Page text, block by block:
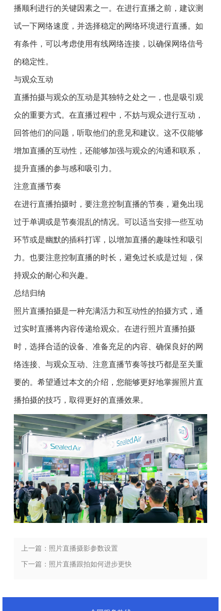
播顺利进行的关键因素之一。在进行直播之前，建议测
试一下网络速度，并选择稳定的网络环境进行直播。如
有条件，可以考虑使用有线网络连接，以确保网络信号
的稳定性。
与观众互动
直播拍摄与观众的互动是其独特之处之一，也是吸引观
众的重要方式。在直播过程中，不妨与观众进行互动，
回答他们的问题，听取他们的意见和建议。这不仅能够
增加直播的互动性，还能够加强与观众的沟通和联系，
提升直播的参与感和吸引力。
注意直播节奏
在进行直播拍摄时，要注意控制直播的节奏，避免出现
过于单调或是节奏混乱的情况。可以适当安排一些互动
环节或是幽默的插科打诨，以增加直播的趣味性和吸引
力。也要注意控制直播的时长，避免过长或是过短，保
持观众的耐心和兴趣。
总结归纳
照片直播拍摄是一种充满活力和互动性的拍摄方式，通
过实时直播将内容传递给观众。在进行照片直播拍摄
时，选择合适的设备、准备充足的内容、确保良好的网
络连接、与观众互动、注意直播节奏等技巧都是至关重
要的。希望通过本文的介绍，您能够更好地掌握照片直
播拍摄的技巧，取得更好的直播效果。
上一篇：照片直播摄影参数设置
下一篇：照片直播跟拍如何进步更快